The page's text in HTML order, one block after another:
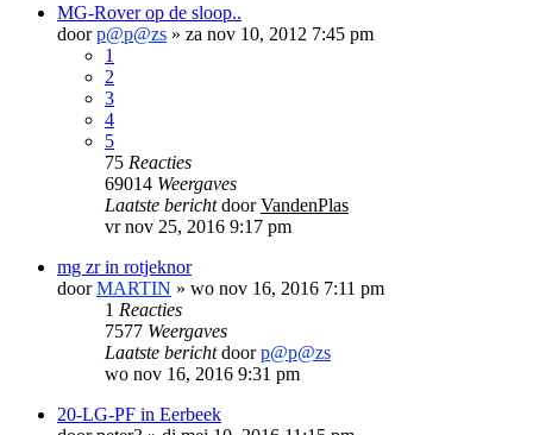
MG-Rover op de sloop..
doorp@p@zs » za nov 10, 2012 7:45 pm
1
2
3
4
5
75 Reacties
69014 Weergaves
Laatste berichtdoorVandenPlas
vr nov 25, 2016 9:17 pm
mg zr in rotjeknor
doorMARTIN » wo nov 16, 2016 7:11 pm
1 Reacties
7577 Weergaves
Laatste berichtdoorp@p@zs
wo nov 16, 2016 9:31 pm
20-LG-PF in Eerbeek